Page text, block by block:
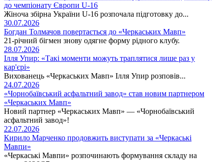
до чемпіонату Європи U-16
Жіноча збірна України U-16 розпочала підготовку до...
30.07.2026
Богдан Толмачов повертається до «Черкаських Мавп»
21-річний бігмен знову одягне форму рідного клубу.
28.07.2026
Ілля Упир: «Такі моменти можуть траплятися лише раз у
кар'єрі»
Вихованець «Черкаських Мавп» Ілля Упир розповів...
24.07.2026
«Чорнобаївський асфальтний завод» став новим партнером
«Черкаських Мавп»
Новий партнер «Черкаських Мавп» — «Чорнобаївський
асфальтний завод»!
22.07.2026
Кирило Марченко продовжить виступати за «Черкаські
Мавпи»
«Черкаські Мавпи» розпочинають формування складу на